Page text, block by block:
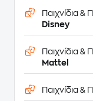
Παιχνίδια &
Disney
Παιχνίδια &
Mattel
Παιχνίδια &